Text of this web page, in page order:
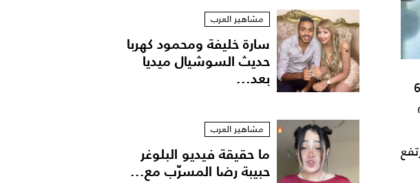
توصلت دراسة إلى نتيجة مثيرة للاهتمام حول أوقات الفراغ وتأثيره في المرأة، حيث إن قضاء 6
مشاهير العرب
سارة خليفة ومحمود كهربا
حديث السوشيال ميديا
بعد...
مشاهير العرب
ما حقيقة فيديو البلوغر
حبيبة رضا المسرّب مع...